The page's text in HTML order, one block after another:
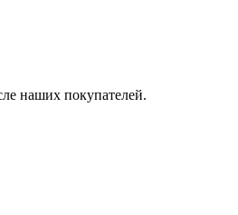
наших покупателей.